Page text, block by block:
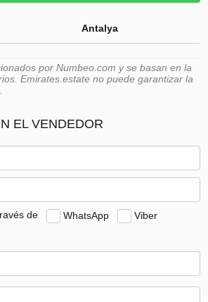
Antalya
por Numbeo.com y se basan en la
Emirates.estate no puede garantizar la
EL VENDEDOR
de WhatsApp
Viber